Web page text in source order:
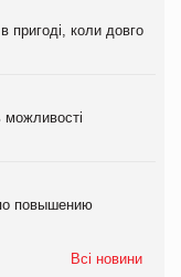
пригоді, коли довго
повышению
Всі новини